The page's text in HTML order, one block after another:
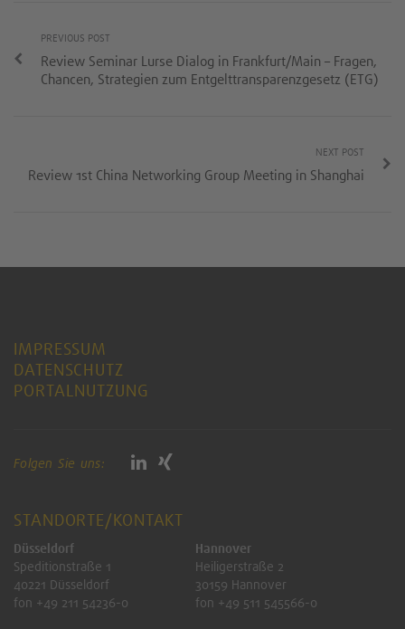
PREVIOUS POST
Review Seminar Lurse Dialog in Frankfurt/Main – Fragen,
Chancen, Strategien zum Entgelttransparenzgesetz (ETG)
NEXT POST
Review 1st China Networking Group Meeting in Shanghai
IMPRESSUM
DATENSCHUTZ
PORTALNUTZUNG
Folgen Sie uns:
STANDORTE/KONTAKT
Düsseldorf
Speditionstraße 1
40221 Düsseldorf
fon +49 211 54236-0
Hannover
Heiligerstraße 2
30159 Hannover
fon +49 511 545566-0